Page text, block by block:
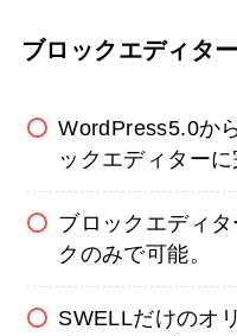
ブロックエディタ
WordPress5.0か
ックエディターに
ブロックエディ
クのみで可能。
SWELLだけのオ